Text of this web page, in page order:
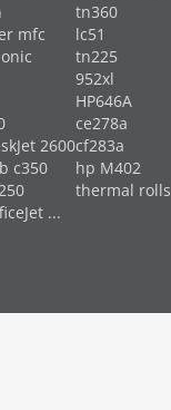
mfc
2600
c350
...
tn360
lc51
tn225
952xl
HP646A
ce278a
cf283a
hp M402
thermal rolls